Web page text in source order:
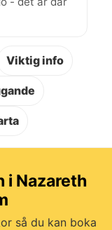
Viktig info
i Nazareth
så du kan boka